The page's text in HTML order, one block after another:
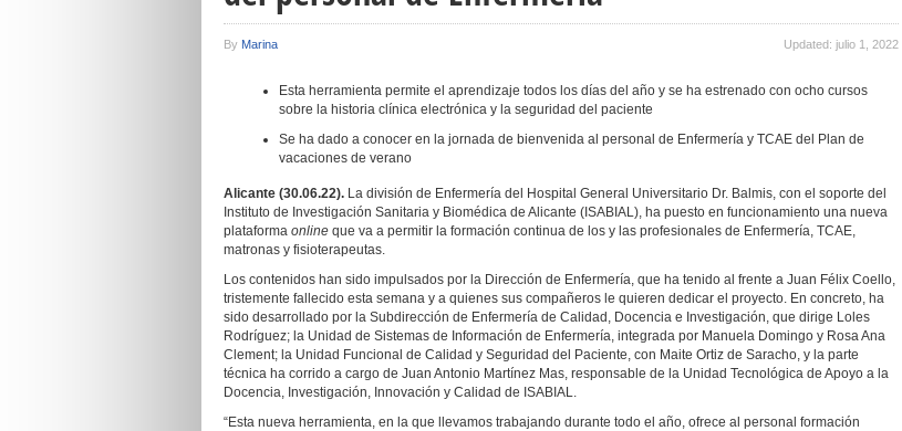
By Marina Updated: julio 1, 2022
Esta herramienta permite el aprendizaje todos los días del año y se ha estrenado con ocho cursos
sobre la historia clínica electrónica y la seguridad del paciente
Se ha dado a conocer en la jornada de bienvenida al personal de Enfermería y TCAE del Plan de
vacaciones de verano
Alicante (30.06.22). La división de Enfermería del Hospital General Universitario Dr. Balmis, con el soporte del
Instituto de Investigación Sanitaria y Biomédica de Alicante (ISABIAL), ha puesto en funcionamiento una nueva
plataforma online que va a permitir la formación continua de los y las profesionales de Enfermería, TCAE,
matronas y fisioterapeutas.
Los contenidos han sido impulsados por la Dirección de Enfermería, que ha tenido al frente a Juan Félix Coello,
tristemente fallecido esta semana y a quienes sus compañeros le quieren dedicar el proyecto. En concreto, ha
sido desarrollado por la Subdirección de Enfermería de Calidad, Docencia e Investigación, que dirige Loles
Rodríguez; la Unidad de Sistemas de Información de Enfermería, integrada por Manuela Domingo y Rosa Ana
Clement; la Unidad Funcional de Calidad y Seguridad del Paciente, con Maite Ortiz de Saracho, y la parte
técnica ha corrido a cargo de Juan Antonio Martínez Mas, responsable de la Unidad Tecnológica de Apoyo a la
Docencia, Investigación, Innovación y Calidad de ISABIAL.
“Esta nueva herramienta, en la que llevamos trabajando durante todo el año, ofrece al personal formación